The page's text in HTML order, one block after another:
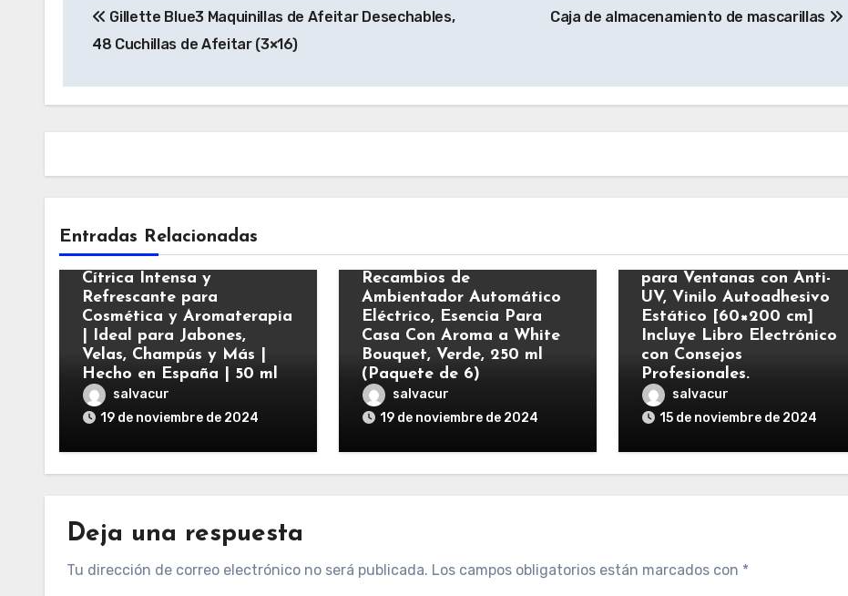
de
Gillette Blue3 Maquinillas de Afeitar Desechables,
48 Cuchillas de Afeitar (3×16)
Caja de almacenamiento de mascarillas
Entradas Relacionadas
Esencia Aromática de
Mandarina | Fragancia
Cítrica Intensa y
Refrescante para
Cosmética y Aromaterapia
| Ideal para Jabones,
Velas, Champús y Más |
Hecho en España | 50 ml
salvacur
19 de noviembre de 2024
Air Wick Eléctrico –
Recambios de
Ambientador Automático
Eléctrico, Esencia Para
Casa Con Aroma a White
Bouquet, Verde, 250 ml
(Paquete de 6)
salvacur
19 de noviembre de 2024
MARAPON® Vinilo Opaco
para Ventanas con Anti-
UV, Vinilo Autoadhesivo
Estático [60×200 cm]
Incluye Libro Electrónico
con Consejos
Profesionales.
salvacur
15 de noviembre de 2024
Deja una respuesta
Tu dirección de correo electrónico no será publicada. Los campos obligatorios están marcados con *